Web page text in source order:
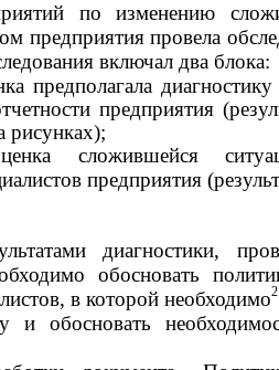
по изменению
предприятия провела
включал два блока:
предполагала
предприятия
рисунках);
сложившейся
предприятия
диагностики,
обосновать
в которой необходимо2
и обосновать